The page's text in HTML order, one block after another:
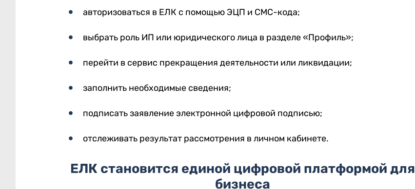
авторизоваться в ЕЛК с помощью ЭЦП и СМС-кода;
выбрать роль ИП или юридического лица в разделе «Профиль»;
перейти в сервис прекращения деятельности или ликвидации;
заполнить необходимые сведения;
подписать заявление электронной цифровой подписью;
отслеживать результат рассмотрения в личном кабинете.
ЕЛК становится единой цифровой платформой для
бизнеса